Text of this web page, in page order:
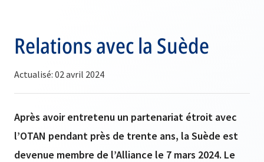
Relations avec la Suède
Actualisé: 02 avril 2024
Après avoir entretenu un partenariat étroit avec
l’OTAN pendant près de trente ans, la Suède est
devenue membre de l’Alliance le 7 mars 2024. Le